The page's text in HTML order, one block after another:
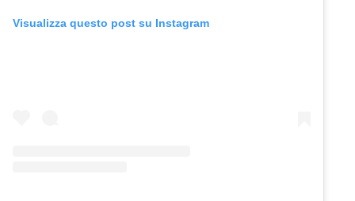
Visualizza questo post su Instagram